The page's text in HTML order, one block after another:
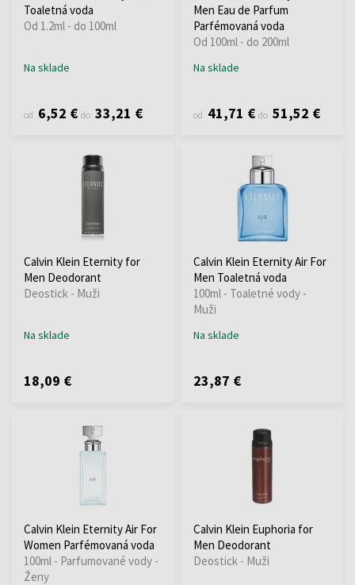
Toaletná voda
Od 1.2ml - do 100ml
Na sklade
od 6,52 € do 33,21 €
Men Eau de Parfum
Parfémovaná voda
Od 100ml - do 200ml
Na sklade
od 41,71 € do 51,52 €
Calvin Klein Eternity for
Men Deodorant
Deostick - Muži
Na sklade
18,09 €
Calvin Klein Eternity Air For
Men Toaletná voda
100ml - Toaletné vody -
Muži
Na sklade
23,87 €
Calvin Klein Eternity Air For
Women Parfémovaná voda
100ml - Parfumované vody -
Ženy
Calvin Klein Euphoria for
Men Deodorant
Deostick - Muži